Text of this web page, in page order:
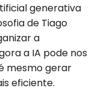
generativa
de Tiago
a
a IA pode nos
mesmo gerar
eficiente.